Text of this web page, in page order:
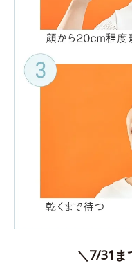
＼7/31ま